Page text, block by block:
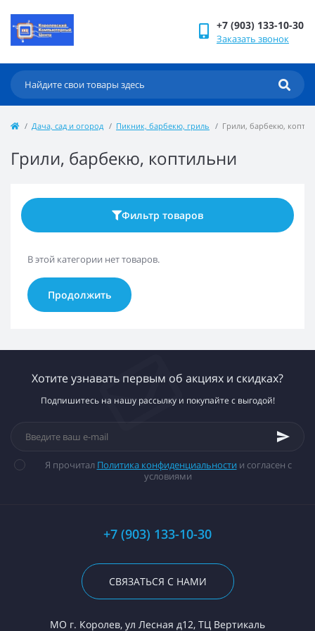
+7 (903) 133-10-30
Заказать звонок
Дача, сад и огород Пикник, барбекю, гриль Грили, барбекю,
Грили, барбекю, коптильни
Фильтр товаров
В этой категории нет товаров.
Продолжить
Хотите узнавать первым об акциях и скидках?
Подпишитесь на нашу рассылку и покупайте с выгодой!
Я прочитал Политика конфиденциальности и согласен с
условиями
+7 (903) 133-10-30
СВЯЗАТЬСЯ С НАМИ
МО г. Королев, ул Лесная д12, ТЦ Вертикаль